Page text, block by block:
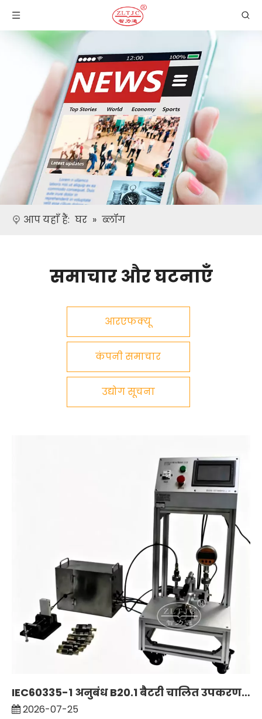
आप यहाँ हैं: घर » ब्लॉग
समाचार और घटनाएँ
आरएफक्यू
कंपनी समाचार
उद्योग सूचना
IEC60335-1 अनुबंध B20.1 बैटरी चालित उपकरण दबाव परीक्षण
2026-07-25